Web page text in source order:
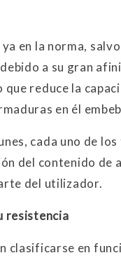
en la norma,
a su gran
reduce la
en él
cada uno de
del contenido
del utilizador.
resistencia
clasificarse en